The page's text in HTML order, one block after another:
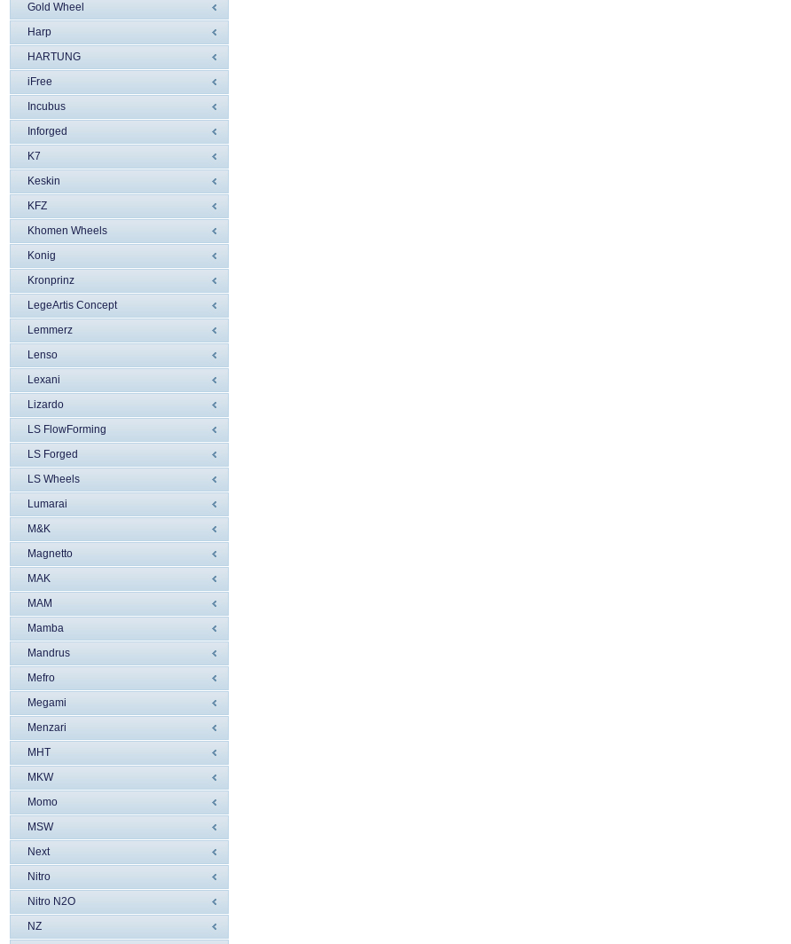
Gold Wheel
Harp
HARTUNG
iFree
Incubus
Inforged
K7
Keskin
KFZ
Khomen Wheels
Konig
Kronprinz
LegeArtis Concept
Lemmerz
Lenso
Lexani
Lizardo
LS FlowForming
LS Forged
LS Wheels
Lumarai
M&K
Magnetto
MAK
MAM
Mamba
Mandrus
Mefro
Megami
Menzari
MHT
MKW
Momo
MSW
Next
Nitro
Nitro N2O
NZ